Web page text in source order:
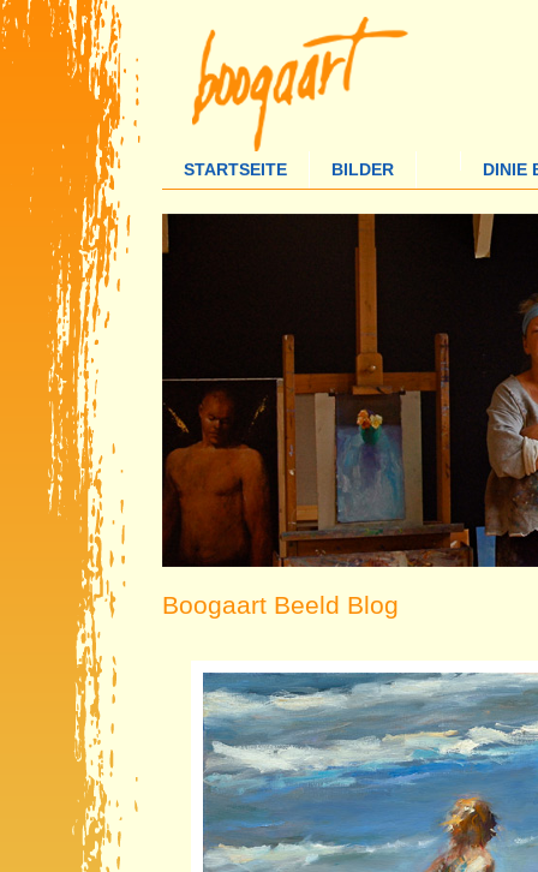
STARTSEITE BILDER DINIE
Boogaart Beeld Blog